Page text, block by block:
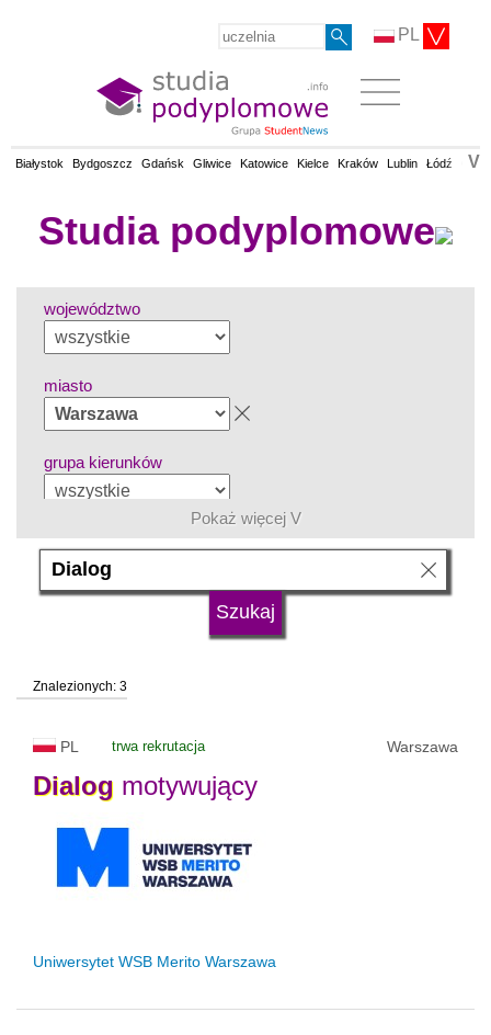
PL
Białystok Bydgoszcz Gdańsk Gliwice Katowice Kielce Kraków Lublin Łódź V
Studia podyplomowe
województwo
miasto
grupa kierunków
język
status uczelni
Pokaż więcej V
Znalezionych: 3
PL trwa rekrutacja Warszawa
Dialog motywujący
Uniwersytet WSB Merito Warszawa